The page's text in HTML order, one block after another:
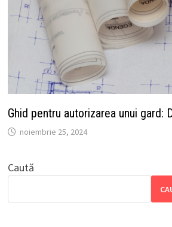
Ghid pentru autorizarea unui gard:
noiembrie 25, 2024
Caută